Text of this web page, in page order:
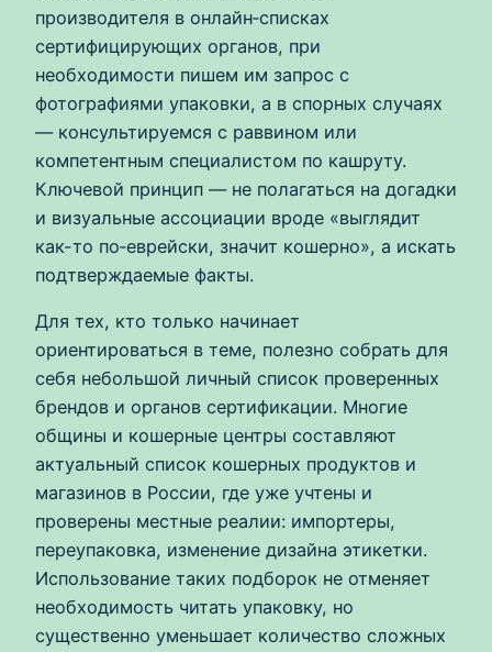
производителя в онлайн‑списках
сертифицирующих органов, при
необходимости пишем им запрос с
фотографиями упаковки, а в спорных случаях
— консультируемся с раввином или
компетентным специалистом по кашруту.
Ключевой принцип — не полагаться на догадки
и визуальные ассоциации вроде «выглядит
как-то по‑еврейски, значит кошерно», а искать
подтверждаемые факты.
Для тех, кто только начинает
ориентироваться в теме, полезно собрать для
себя небольшой личный список проверенных
брендов и органов сертификации. Многие
общины и кошерные центры составляют
актуальный список кошерных продуктов и
магазинов в России, где уже учтены и
проверены местные реалии: импортеры,
переупаковка, изменение дизайна этикетки.
Использование таких подборок не отменяет
необходимость читать упаковку, но
существенно уменьшает количество сложных